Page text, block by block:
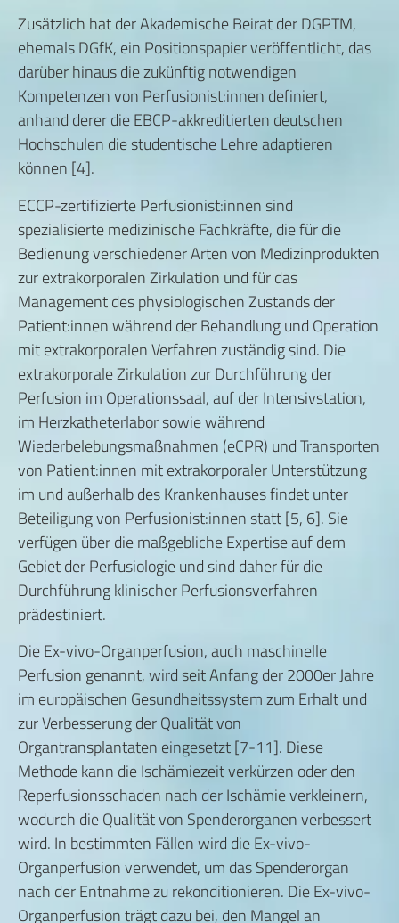
Zusätzlich hat der Akademische Beirat der DGPTM,
ehemals DGfK, ein Positionspapier veröffentlicht, das
darüber hinaus die zukünftig notwendigen
Kompetenzen von Perfusionist:innen definiert,
anhand derer die EBCP-akkreditierten deutschen
Hochschulen die studentische Lehre adaptieren
können [4].
ECCP-zertifizierte Perfusionist:innen sind
spezialisierte medizinische Fachkräfte, die für die
Bedienung verschiedener Arten von Medizinprodukten
zur extrakorporalen Zirkulation und für das
Management des physiologischen Zustands der
Patient:innen während der Behandlung und Operation
mit extrakorporalen Verfahren zuständig sind. Die
extrakorporale Zirkulation zur Durchführung der
Perfusion im Operationssaal, auf der Intensivstation,
im Herzkatheterlabor sowie während
Wiederbelebungsmaßnahmen (eCPR) und Transporten
von Patient:innen mit extrakorporaler Unterstützung
im und außerhalb des Krankenhauses findet unter
Beteiligung von Perfusionist:innen statt [5, 6]. Sie
verfügen über die maßgebliche Expertise auf dem
Gebiet der Perfusiologie und sind daher für die
Durchführung klinischer Perfusionsverfahren
prädestiniert.
Die Ex-vivo-Organperfusion, auch maschinelle
Perfusion genannt, wird seit Anfang der 2000er Jahre
im europäischen Gesundheitssystem zum Erhalt und
zur Verbesserung der Qualität von
Organtransplantaten eingesetzt [7-11]. Diese
Methode kann die Ischämiezeit verkürzen oder den
Reperfusionsschaden nach der Ischämie verkleinern,
wodurch die Qualität von Spenderorganen verbessert
wird. In bestimmten Fällen wird die Ex-vivo-
Organperfusion verwendet, um das Spenderorgan
nach der Entnahme zu rekonditionieren. Die Ex-vivo-
Organperfusion trägt dazu bei, den Mangel an